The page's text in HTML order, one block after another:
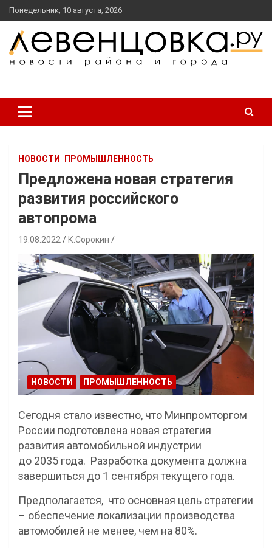
перейти
к
содержанию
Понедельник, 10 августа, 2026
НОВОСТИ ПРОМЫШЛЕННОСТЬ
Предложена новая стратегия
развития российского
автопрома
19.08.2022 К.Сорокин
НОВОСТИ ПРОМЫШЛЕННОСТЬ
Сегодня стало известно, что Минпромторгом
России подготовлена новая стратегия
развития автомобильной индустрии
до 2035 года. Разработка документа должна
завершиться до 1 сентября текущего года.
Предполагается, что основная цель стратегии
– обеспечение локализации производства
автомобилей не менее, чем на 80%.